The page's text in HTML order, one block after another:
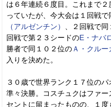
は６年連続６度目。これまで
っていたが、今大会は１回戦
（アルゼンチン）
、２回戦で同
回戦で第２３シードのE・ナバ
勝者で同１０２位のＡ・クルー
入りを決めた。
３０歳で世界ランク１７位の
準々決勝。コスチュクはファ
セントに留まったものの、１